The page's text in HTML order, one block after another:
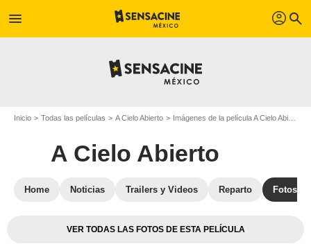
menu profil search
Inicio Todas las películas A Cielo Abierto Imágenes de la película A Cielo Abierto
A Cielo Abierto
Home Noticias Trailers y Videos Reparto Fotos
VER TODAS LAS FOTOS DE ESTA PELÍCULA